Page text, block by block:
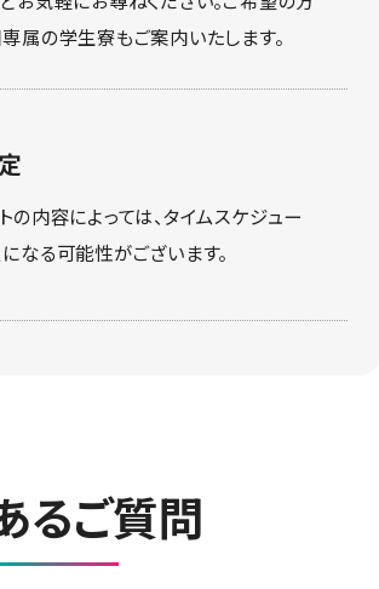
属の学生寮もご案内いたします。
の内容によっては、タイムスケジュー
なる可能性がございます。
るご質問